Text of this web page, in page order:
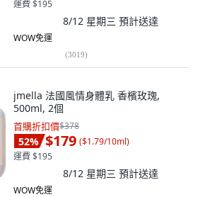
運費 $195
8/12 星期三 預計送達
WOW免運
(3019)
jmella 法國風情身體乳 香檳玫瑰,
500ml, 2個
首購折扣價$378
52% $179 ($1.79/10ml)
運費 $195
8/12 星期三 預計送達
WOW免運